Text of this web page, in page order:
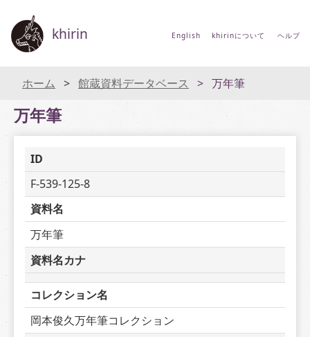
khirin English khirinについて ヘルプ
ホーム 館蔵資料データベース 万年筆
万年筆
ID
F-539-125-8
資料名
万年筆
資料名カナ
コレクション名
岡本俊久万年筆コレクション